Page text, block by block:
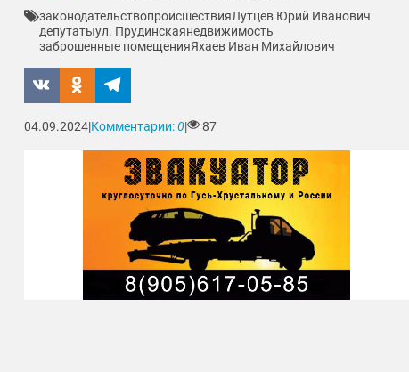
законодательствопроисшествияЛутцев Юрий Иванович
депутатыул. Прудинскаянедвижимость
заброшенные помещенияЯхаев Иван Михайлович
04.09.2024|Комментарии:0| 87